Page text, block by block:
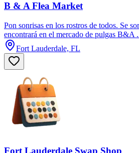
B & A Flea Market
Pon sonrisas en los rostros de todos. Se
encontrará en el mercado de pulgas B&A
Fort Lauderdale, FL
Fort Lauderdale Swap Shop